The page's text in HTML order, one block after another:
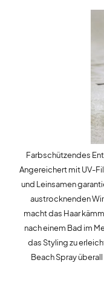
Farbschützendes
Angereichert mit UV-
und Leinsamen
austrocknenden
macht das Haar
nach einem Bad im
das Styling zu
Beach Spray